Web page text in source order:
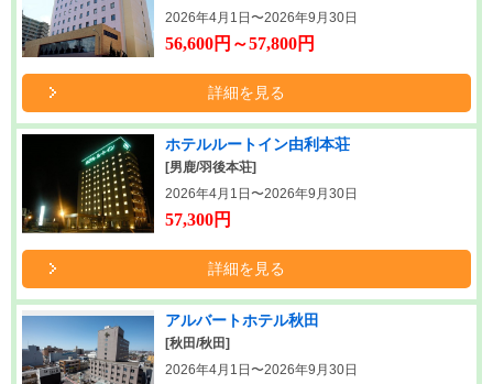
2026年4月1日〜2026年9月30日
56,600円～57,800円
詳細を見る
ホテルルートイン由利本荘
[男鹿/羽後本荘]
2026年4月1日〜2026年9月30日
57,300円
詳細を見る
アルバートホテル秋田
[秋田/秋田]
2026年4月1日〜2026年9月30日